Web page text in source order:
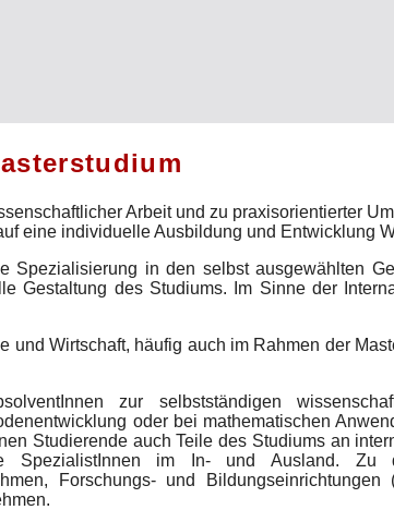
Arbeit und zu praxisorientierter
eine individuelle Ausbildung und Entwicklung
Spezialisierung in den selbst ausgewählten
Gestaltung des Studiums. Im Sinne der
und Wirtschaft, häufig auch im Rahmen der
zur selbstständigen
oder bei mathematischen
Studierende auch Teile des Studiums an
SpezialistInnen im In- und Ausland. Zu
Forschungs- und